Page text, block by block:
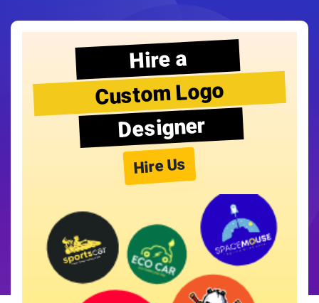
Hire a
Custom Logo
Designer
Hire Us